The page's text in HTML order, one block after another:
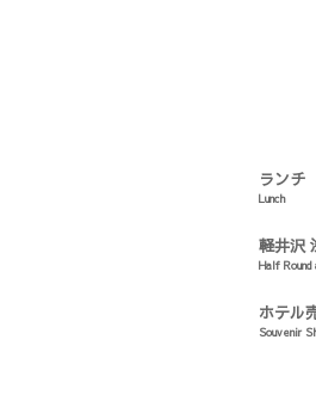
ランチ
Lunch
軽井沢
Half
ホテル
Souvenir